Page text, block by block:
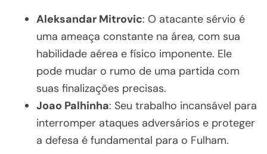
Aleksandar Mitrovic: O atacante sérvio é
uma ameaça constante na área, com sua
habilidade aérea e físico imponente. Ele
pode mudar o rumo de uma partida com
suas finalizações precisas.
Joao Palhinha: Seu trabalho incansável para
interromper ataques adversários e proteger
a defesa é fundamental para o Fulham.